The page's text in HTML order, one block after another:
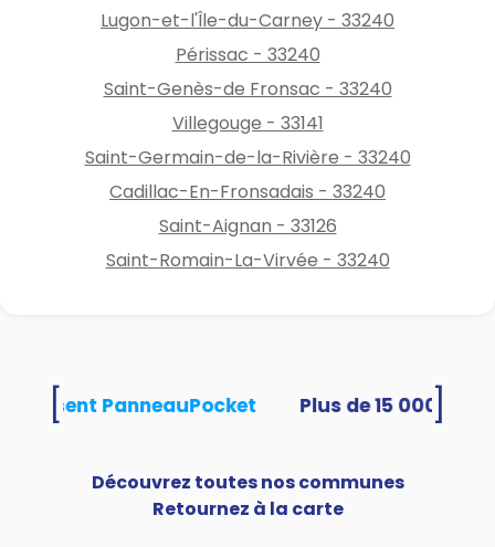
Lugon-et-l'Île-du-Carney - 33240
Périssac - 33240
Saint-Genès-de Fronsac - 33240
Villegouge - 33141
Saint-Germain-de-la-Rivière - 33240
Cadillac-En-Fronsadais - 33240
Saint-Aignan - 33126
Saint-Romain-La-Virvée - 33240
PanneauPocket
Découvrez toutes nos communes
Retournez à la carte